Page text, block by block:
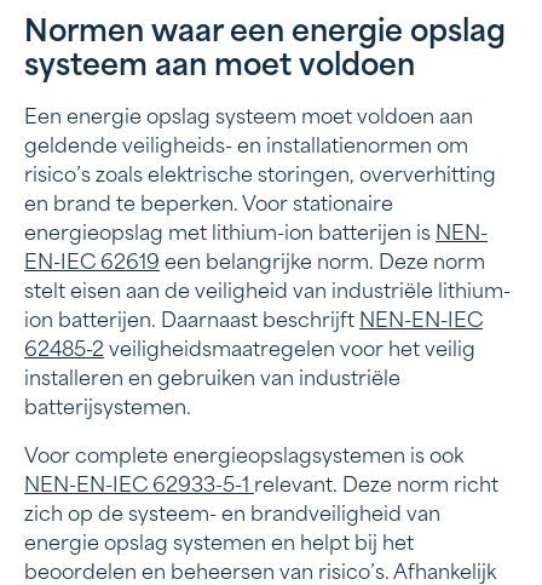
Normen waar een energie opslag
systeem aan moet voldoen
Een energie opslag systeem moet voldoen aan
geldende veiligheids- en installatienormen om
risico’s zoals elektrische storingen, oververhitting
en brand te beperken. Voor stationaire
energieopslag met lithium-ion batterijen is NEN-
EN-IEC 62619 een belangrijke norm. Deze norm
stelt eisen aan de veiligheid van industriële lithium-
ion batterijen. Daarnaast beschrijft NEN-EN-IEC
62485-2 veiligheidsmaatregelen voor het veilig
installeren en gebruiken van industriële
batterijsystemen.
Voor complete energieopslagsystemen is ook
NEN-EN-IEC 62933-5-1 relevant. Deze norm richt
zich op de systeem- en brandveiligheid van
energie opslag systemen en helpt bij het
beoordelen en beheersen van risico’s. Afhankelijk